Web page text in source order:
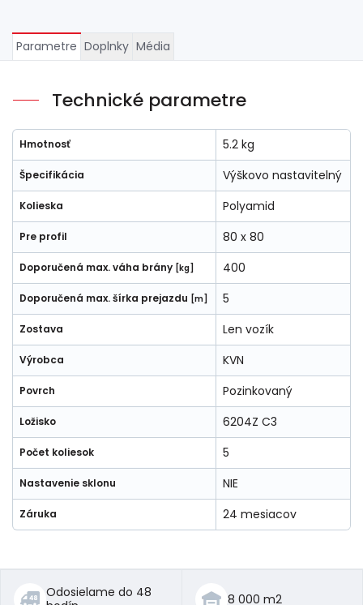
Parametre Doplnky Média
Technické parametre
Hmotnosť 5.2 kg
Špecifikácia Výškovo nastavitelný
Kolieska Polyamid
Pre profil 80 x 80
Doporučená max. váha brány [kg] 400
Doporučená max. šírka prejazdu [m] 5
Zostava Len vozík
Výrobca KVN
Povrch Pozinkovaný
Ložisko 6204Z C3
Počet koliesok 5
Nastavenie sklonu NIE
Záruka 24 mesiacov
Odosielame do 48
8 000 m2